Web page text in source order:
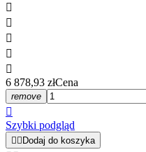





6 878,93 złCena
remove

Szybki podgląd
Dodaj do koszyka